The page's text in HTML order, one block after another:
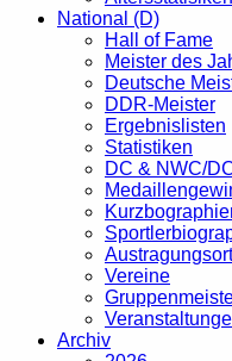
National (D)
Hall of Fame
Meister des
Deutsche
DDR-Meister
Ergebnislisten
Statistiken
DC & NWC/
Vereine
Archiv